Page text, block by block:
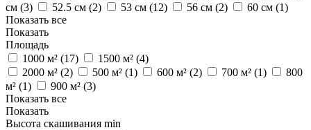
см (3) 52.5 см (2) 53 см (12) 56 см (2) 60 см (1)
Показать все
Показать
Площадь
1000 м² (17) 1500 м² (4)
2000 м² (2) 500 м² (1) 600 м² (2) 700 м² (1)
800
м² (1) 900 м² (3)
Показать все
Показать
Высота скашивания min